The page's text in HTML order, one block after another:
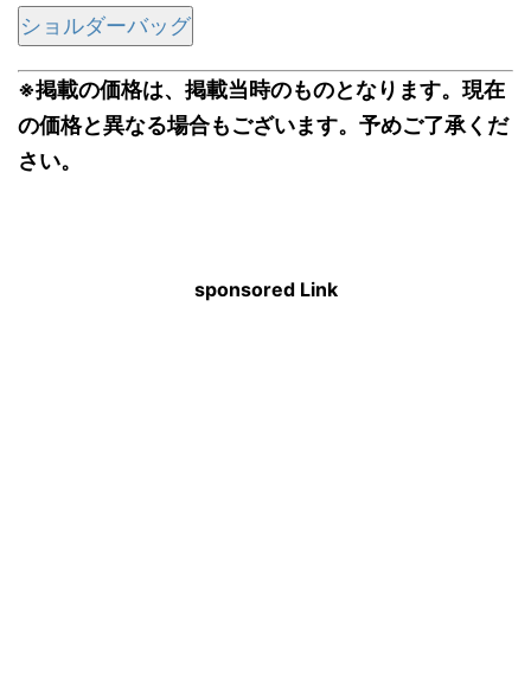
ショルダーバッグ
※掲載の価格は、掲載当時のものとなります。現在
の価格と異なる場合もございます。予めご了承くだ
さい。
sponsored Link